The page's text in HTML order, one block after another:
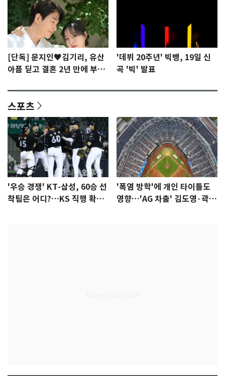
[단독] 문지인♥김기리, 유산
아픔 딛고 결혼 2년 만에 부모
'데뷔 20주년' 빅뱅, 19일 신
곡 '빅' 발표
스포츠
'우승 경쟁' KT-삼성, 60승 선
착팀은 어디?…KS 직행 확률
'폭염 방학'에 개인 타이틀도
영향…'AG 차출' 김도영·곽빈